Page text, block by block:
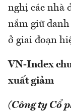
nghị các nhà
nắm giữ
ở giai đoạn
VN-Index
xuất giảm
(Công ty Cổ